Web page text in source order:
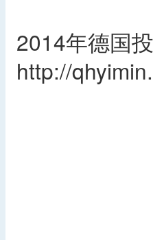
2014年德国
http://